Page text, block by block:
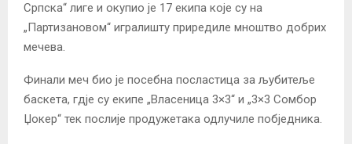
Српска“ лиге и окупио је 17 екипа које су на
„Партизановом“ игралишту приредиле мноштво добрих
мечева.
Финали меч био је посебна посластица за љубитеље
баскета, гдје су екипе „Власеница 3×3“ и „3×3 Сомбор
Џокер“ тек послије продужетака одлучиле побједника.